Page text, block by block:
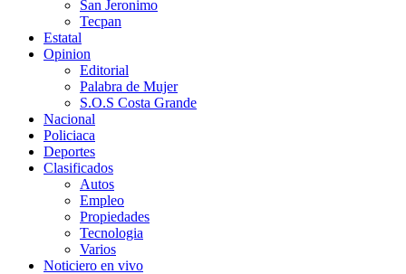
San Jeronimo
Tecpan
Estatal
Opinion
Editorial
Palabra de Mujer
S.O.S Costa Grande
Nacional
Policiaca
Deportes
Clasificados
Autos
Empleo
Propiedades
Tecnologia
Varios
Noticiero en vivo